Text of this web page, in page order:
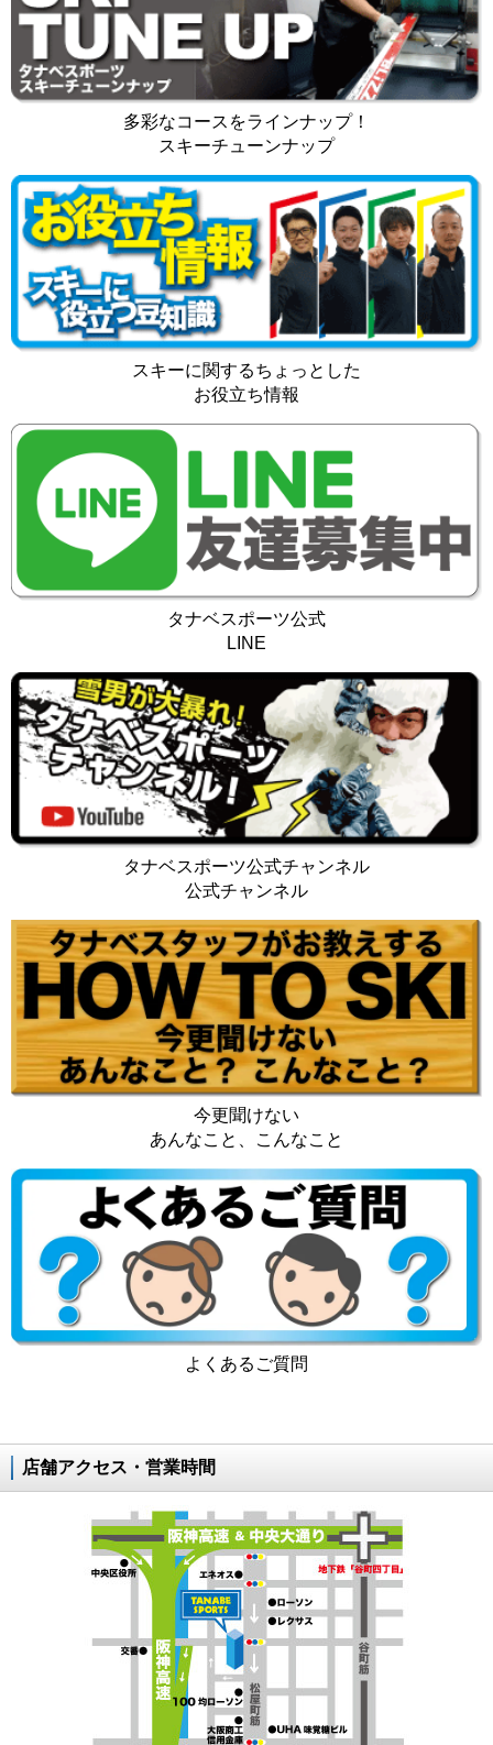
多彩なコースをラインナップ！
スキーチューンナップ
スキーに関するちょっとした
お役立ち情報
タナベスポーツ公式
LINE
タナベスポーツ公式チャンネル
公式チャンネル
今更聞けない
あんなこと、こんなこと
よくあるご質問
店舗アクセス・営業時間